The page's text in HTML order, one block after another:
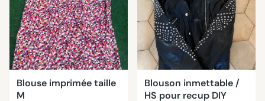
Blouse imprimée taille
M
Blouson inmettable /
HS pour recup DIY